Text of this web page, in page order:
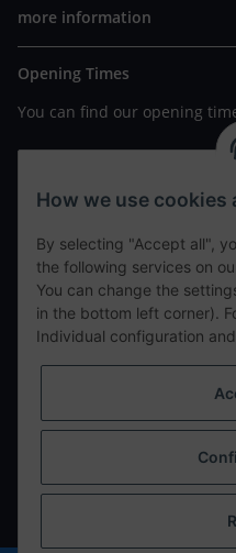
more information
Opening Times
You can find our opening
https://www.wannavapor.de/
your personal site
contact details
tweet
teilen
Withdraw
shipping
How we use cookies
By selecting "Accept all",
the following services on
You can change the
in the bottom left corner).
Individual configuration